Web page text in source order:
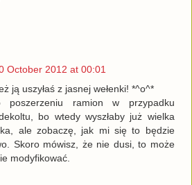
October 2012 at 00:01
ją uszyłaś z jasnej wełenki! *^o^*
poszerzeniu ramion w przypadku
bo wtedy wyszłaby już wielka
ale zobaczę, jak mi się to będzie
Skoro mówisz, że nie dusi, to może
modyfikować.